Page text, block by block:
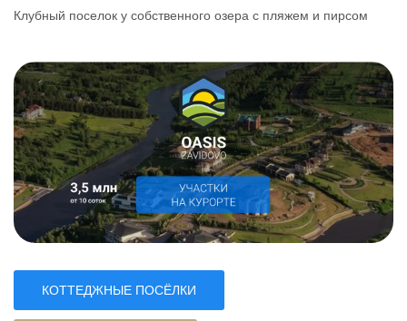
Клубный поселок у собственного озера с пляжем и пирсом
КОТТЕДЖНЫЕ ПОСЁЛКИ